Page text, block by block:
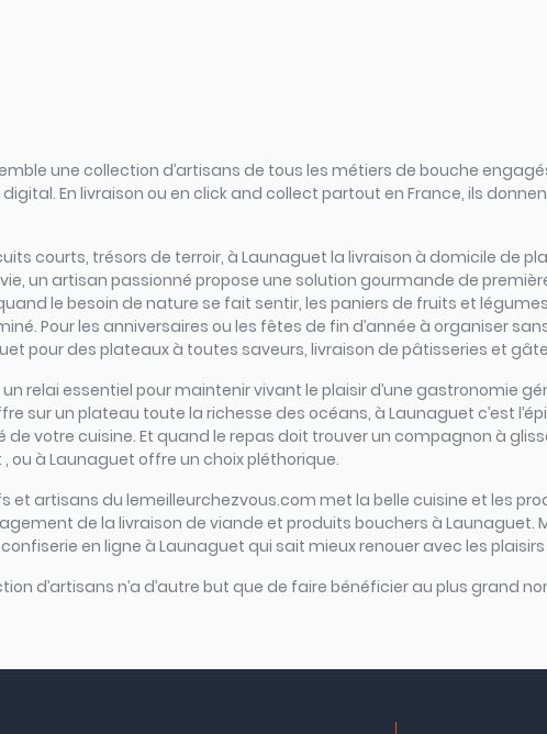
une collection d’artisans de tous les métiers de bouche
En livraison ou en click and collect partout en France, ils
courts, trésors de terroir, à Launaguet la livraison à domicile de
un artisan passionné propose une solution gourmande de
le besoin de nature se fait sentir, les paniers de fruits et
Pour les anniversaires ou les fêtes de fin d’année à organiser
pour des plateaux à toutes saveurs, livraison de pâtisseries et
relai essentiel pour maintenir vivant le plaisir d’une gastronomie
sur un plateau toute la richesse des océans, à Launaguet c’est
de votre cuisine. Et quand le repas doit trouver un compagnon à
ou à Launaguet offre un choix pléthorique.
et artisans du lemeilleurchezvous.com met la belle cuisine et les
de la livraison de viande et produits bouchers à
en ligne à Launaguet qui sait mieux renouer avec les plaisirs
d’artisans n’a d’autre but que de faire bénéficier au plus grand